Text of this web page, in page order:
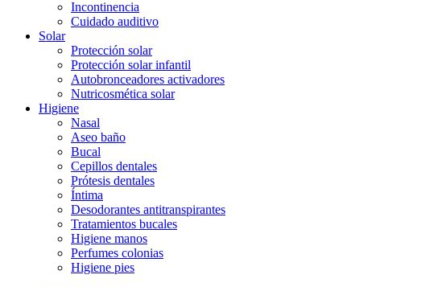
Incontinencia
Cuidado auditivo
Solar
Protección solar
Protección solar infantil
Autobronceadores activadores
Nutricosmética solar
Higiene
Nasal
Aseo baño
Bucal
Cepillos dentales
Prótesis dentales
Íntima
Desodorantes antitranspirantes
Tratamientos bucales
Higiene manos
Perfumes colonias
Higiene pies